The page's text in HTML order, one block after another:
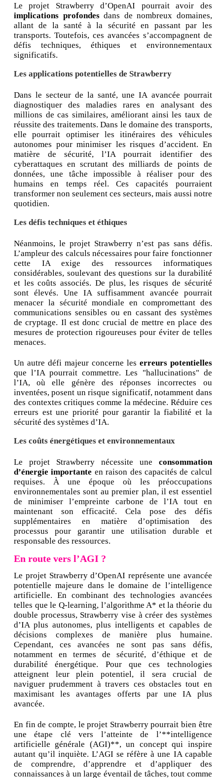
Le projet Strawberry d’OpenAI pourrait avoir des
implications profondesdans de nombreux domaines,
allant de la santé à la sécurité en passant par les
transports. Toutefois, ces avancées s’accompagnent de
défis techniques, éthiques et environnementaux
significatifs.
Les applications potentielles de Strawberry
Dans le secteur de la santé, une IA avancée pourrait
diagnostiquer des maladies rares en analysant des
millions de cas similaires, améliorant ainsi les taux de
réussite des traitements. Dans le domaine des transports,
elle pourrait optimiser les itinéraires des véhicules
autonomes pour minimiser les risques d’accident. En
matière de sécurité, l’IA pourrait identifier des
cyberattaques en scrutant des milliards de points de
données, une tâche impossible à réaliser pour des
humains en temps réel. Ces capacités pourraient
transformer non seulement ces secteurs, mais aussi notre
quotidien.
Les défis techniques et éthiques
Néanmoins, le projet Strawberry n’est pas sans défis.
L’ampleur des calculs nécessaires pour faire fonctionner
cette IA exige des ressources informatiques
considérables, soulevant des questions sur la durabilité
et les coûts associés. De plus, les risques de sécurité
sont élevés. Une IA suffisamment avancée pourrait
menacer la sécurité mondiale en compromettant des
communications sensibles ou en cassant des systèmes
de cryptage. Il est donc crucial de mettre en place des
mesures de protection rigoureuses pour éviter de telles
menaces.
Un autre défi majeur concerne les erreurs potentielles
que l’IA pourrait commettre. Les "hallucinations" de
l’IA, où elle génère des réponses incorrectes ou
inventées, posent un risque significatif, notamment dans
des contextes critiques comme la médecine. Réduire ces
erreurs est une priorité pour garantir la fiabilité et la
sécurité des systèmes d’IA.
Les coûts énergétiques et environnementaux
Le projet Strawberry nécessite une consommation
d’énergie importante en raison des capacités de calcul
requises. À une époque où les préoccupations
environnementales sont au premier plan, il est essentiel
de minimiser l’empreinte carbone de l’IA tout en
maintenant son efficacité. Cela pose des défis
supplémentaires en matière d’optimisation des
processus pour garantir une utilisation durable et
responsable des ressources.
En route vers l’AGI ?
Le projet Strawberry d’OpenAI représente une avancée
potentielle majeure dans le domaine de l’intelligence
artificielle. En combinant des technologies avancées
telles que le Q-learning, l’algorithme A* et la théorie du
double processus, Strawberry vise à créer des systèmes
d’IA plus autonomes, plus intelligents et capables de
décisions complexes de manière plus humaine.
Cependant, ces avancées ne sont pas sans défis,
notamment en termes de sécurité, d’éthique et de
durabilité énergétique. Pour que ces technologies
atteignent leur plein potentiel, il sera crucial de
naviguer prudemment à travers ces obstacles tout en
maximisant les avantages offerts par une IA plus
avancée.
En fin de compte, le projet Strawberry pourrait bien être
une étape clé vers l’atteinte de l’**intelligence
artificielle générale (AGI)**, un concept qui inspire
autant qu’il inquiète. L’AGI se réfère à une IA capable
de comprendre, d’apprendre et d’appliquer des
connaissances à un large éventail de tâches, tout comme